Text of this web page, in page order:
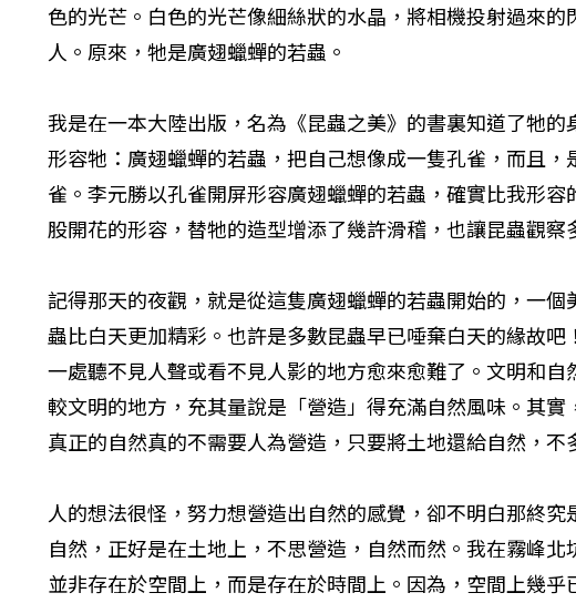
色的光芒。白色的光芒像細絲狀的水晶，將相機投射過來
人。原來，牠是廣翅蠟蟬的若蟲。
我是在一本大陸出版，名為《昆蟲之美》的書裏知道了牠
形容牠：廣翅蠟蟬的若蟲，把自己想像成一隻孔雀，而且
雀。李元勝以孔雀開屏形容廣翅蠟蟬的若蟲，確實比我形
股開花的形容，替牠的造型增添了幾許滑稽，也讓昆蟲觀察
記得那天的夜觀，就是從這隻廣翅蠟蟬的若蟲開始的，一
蟲比白天更加精彩。也許是多數昆蟲早已唾棄白天的緣故
一處聽不見人聲或看不見人影的地方愈來愈難了。文明和
較文明的地方，充其量說是「營造」得充滿自然風味。其實
真正的自然真的不需要人為營造，只要將土地還給自然，不
人的想法很怪，努力想營造出自然的感覺，卻不明白那終
自然，正好是在土地上，不思營造，自然而然。我在霧峰北
並非存在於空間上，而是存在於時間上。因為，空間上幾乎